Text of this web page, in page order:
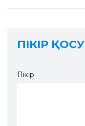
ПІКІР ҚОСУ
Пікір